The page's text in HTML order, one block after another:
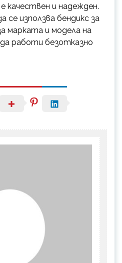
качествен и надежден.
се използва бендикс за
марката и модела на
работи безотказно